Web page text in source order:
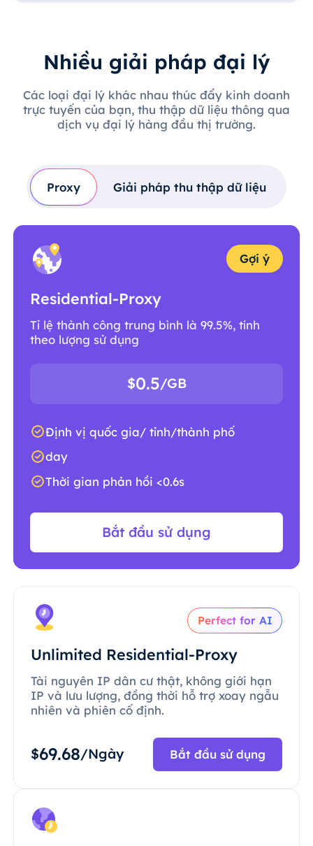
Nhiều giải pháp đại lý
Các loại đại lý khác nhau thúc đẩy kinh doanh
trực tuyến của bạn, thu thập dữ liệu thông qua
dịch vụ đại lý hàng đầu thị trường.
Proxy Giải pháp thu thập dữ liệu
Gợi ý
Residential-Proxy
Tỉ lệ thành công trung bình là 99.5%, tính
theo lượng sử dụng
$0.5/GB
Định vị quốc gia/ tỉnh/thành phố
day
Thời gian phản hồi <0.6s
Bắt đầu sử dụng
Perfect for AI
Unlimited Residential-Proxy
Tài nguyên IP dân cư thật, không giới hạn
IP và lưu lượng, đồng thời hỗ trợ xoay ngẫu
nhiên và phiên cố định.
$69.68/Ngày Bắt đầu sử dụng